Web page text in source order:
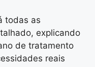
todas as
explicando
de tratamento
reais